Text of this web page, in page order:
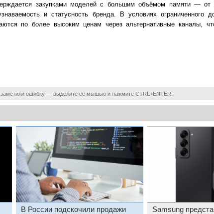
закупками моделей с большим объёмом памяти —
и статусность бренда. В условиях ограниченного
по более высоким ценам через альтернативные каналы,
ошибку — выделите ее мышью и нажмите CTRL+ENTER.
В России подскочили продажи
Samsung